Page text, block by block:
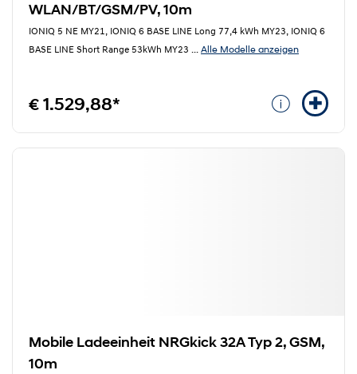
WLAN/BT/GSM/PV, 10m
IONIQ 5 NE MY21, IONIQ 6 BASE LINE Long 77,4 kWh MY23, IONIQ 6
BASE LINE Short Range 53kWh MY23 ... Alle Modelle anzeigen
€ 1.529,88*
Mobile Ladeeinheit NRGkick 32A Typ 2, GSM,
10m